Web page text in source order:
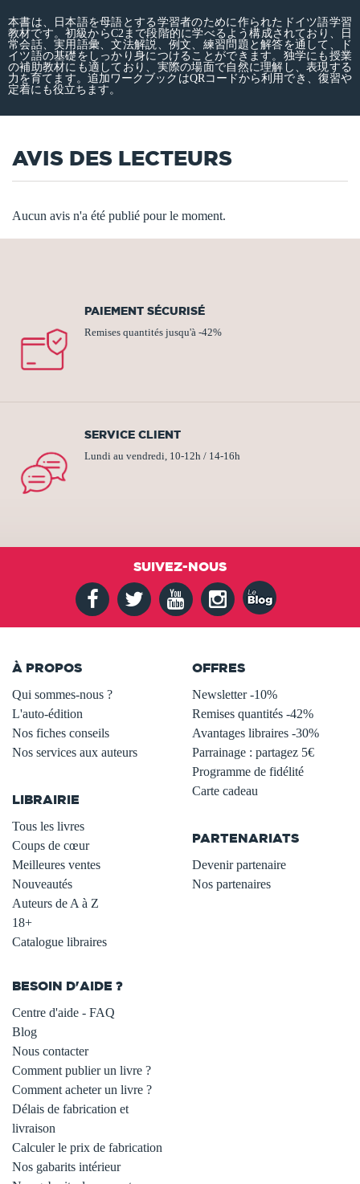
本書は、日本語を母語とする学習者のために作られたドイツ語学習
教材です。初級からC2まで段階的に学べるよう構成されており、日
常会話、実用語彙、文法解説、例文、練習問題と解答を通して、ド
イツ語の基礎をしっかり身につけることができます。独学にも授業
の補助教材にも適しており、実際の場面で自然に理解し、表現する
力を育てます。追加ワークブックはQRコードから利用でき、復習や
定着にも役立ちます。
AVIS DES LECTEURS
Aucun avis n'a été publié pour le moment.
PAIEMENT SÉCURISÉ
Remises quantités jusqu'à -42%
SERVICE CLIENT
Lundi au vendredi, 10-12h / 14-16h
SUIVEZ-NOUS
À PROPOS
Qui sommes-nous ?
L'auto-édition
Nos fiches conseils
Nos services aux auteurs
LIBRAIRIE
Tous les livres
Coups de cœur
Meilleures ventes
Nouveautés
Auteurs de A à Z
18+
Catalogue libraires
OFFRES
Newsletter -10%
Remises quantités -42%
Avantages libraires -30%
Parrainage : partagez 5€
Programme de fidélité
Carte cadeau
PARTENARIATS
Devenir partenaire
Nos partenaires
BESOIN D'AIDE ?
Centre d'aide - FAQ
Blog
Nous contacter
Comment publier un livre ?
Comment acheter un livre ?
Délais de fabrication et
livraison
Calculer le prix de fabrication
Nos gabarits intérieur